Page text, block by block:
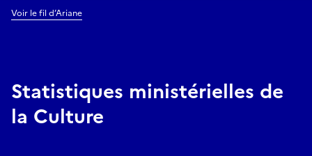
Voir le fil d’Ariane
Statistiques ministérielles de
la Culture